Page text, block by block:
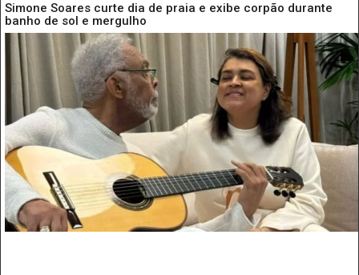
Simone Soares curte dia de praia e exibe corpão durante
banho de sol e mergulho